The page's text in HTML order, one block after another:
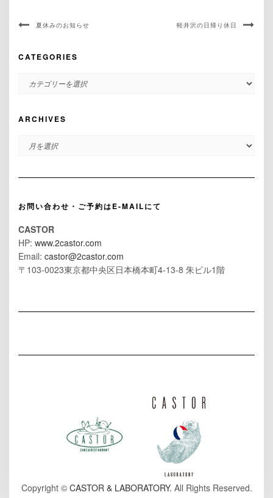
夏休みのお知らせ 軽井沢の日帰り休日
CATEGORIES
CATEGORIES
ARCHIVES
ARCHIVES
お問い合わせ・ご予約はE-MAILにて
CASTOR
HP: www.2castor.com
Email: castor@2castor.com
〒103-0023東京都中央区日本橋本町4-13-8 朱ビル1階
Copyright © CASTOR & LABORATORY. All Rights Reserved.